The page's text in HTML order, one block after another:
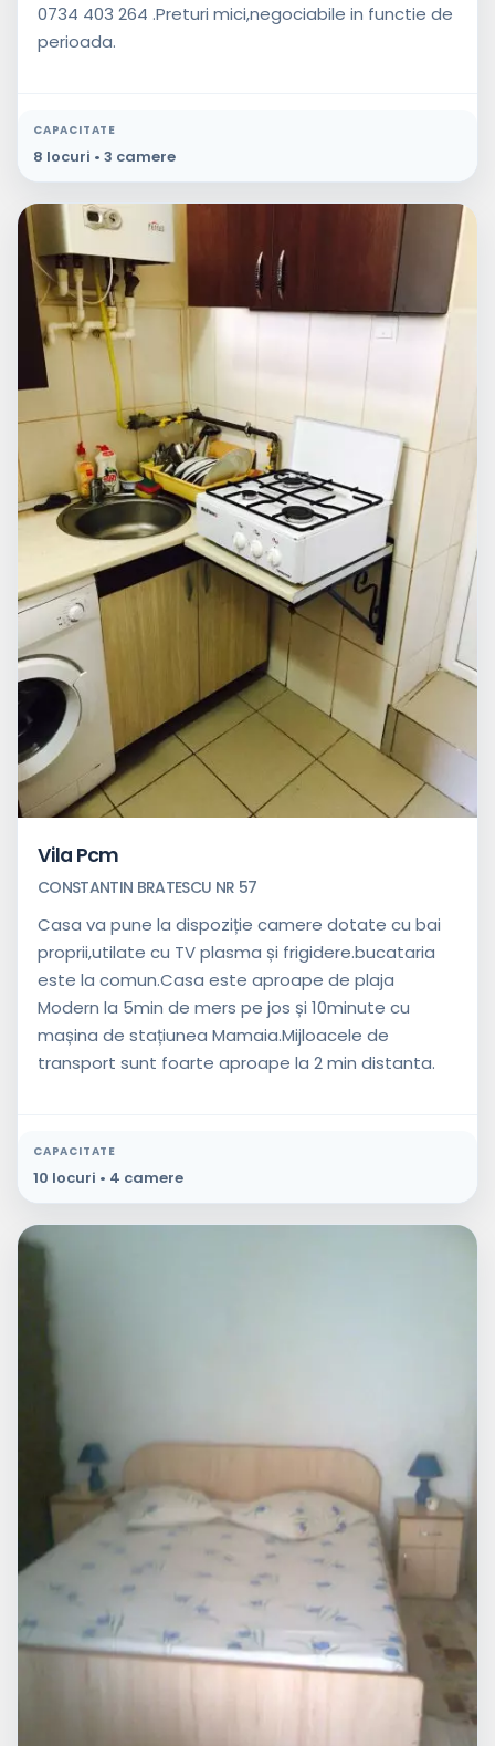
0734 403 264 .Preturi mici,negociabile in functie de
perioada.
CAPACITATE
8 locuri • 3 camere
Vila Pcm
CONSTANTIN BRATESCU NR 57
Casa va pune la dispoziție camere dotate cu bai
proprii,utilate cu TV plasma și frigidere.bucataria
este la comun.Casa este aproape de plaja
Modern la 5min de mers pe jos și 10minute cu
mașina de stațiunea Mamaia.Mijloacele de
transport sunt foarte aproape la 2 min distanta.
CAPACITATE
10 locuri • 4 camere